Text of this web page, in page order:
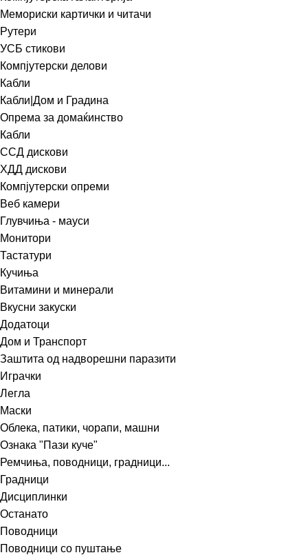
Мемориски картички и читачи
Рутери
УСБ стикови
Компјутерски делови
Кабли
Кабли|Дом и Градина
Опрема за домаќинство
Кабли
ССД дискови
ХДД дискови
Компјутерски опреми
Веб камери
Глувчиња - мауси
Монитори
Тастатури
Кучиња
Витамини и минерали
Вкусни закуски
Додатоци
Дом и Транспорт
Заштита од надворешни паразити
Играчки
Легла
Маски
Облека, патики, чорапи, машни
Ознака "Пази куче"
Ремчиња, поводници, градници...
Градници
Дисциплинки
Останато
Поводници
Поводници со пуштање